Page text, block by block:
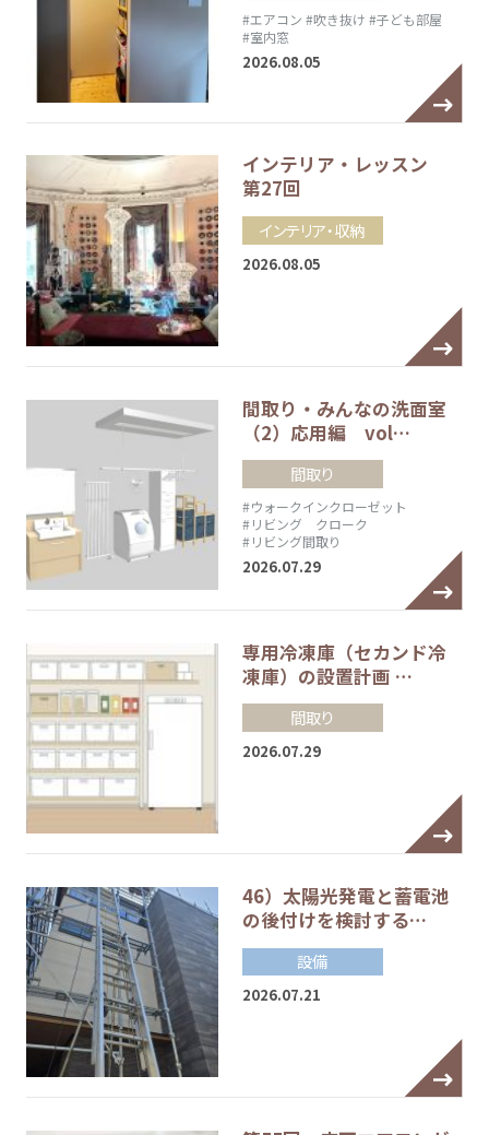
#エアコン #吹き抜け #子ども部屋
#室内窓
2026.08.05
インテリア・レッスン
第27回
インテリア・収納
2026.08.05
間取り・みんなの洗面室
（2）応用編 vol…
間取り
#ウォークインクローゼット
#リビング クローク
#リビング間取り
2026.07.29
専用冷凍庫（セカンド冷
凍庫）の設置計画 …
間取り
2026.07.29
46）太陽光発電と蓄電池
の後付けを検討する…
設備
2026.07.21